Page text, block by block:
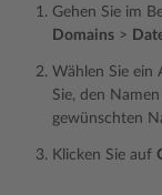
Gehen Sie im
Domains >
Wählen Sie ein
Sie, den
gewünschten
Klicken Sie auf